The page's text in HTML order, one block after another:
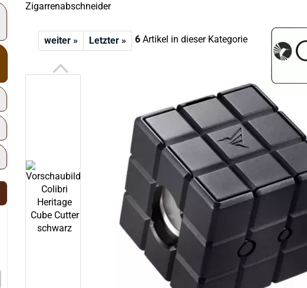
Zigarrenabschneider
weiter » Letzter » 6 Artikel in dieser Kategorie